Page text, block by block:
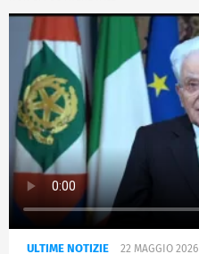
ULTIME NOTIZIE 22 MAGGIO 2026